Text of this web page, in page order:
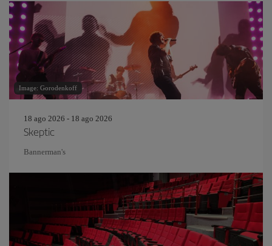
Image: Gorodenkoff
18 ago 2026 - 18 ago 2026
Skeptic
Bannerman's